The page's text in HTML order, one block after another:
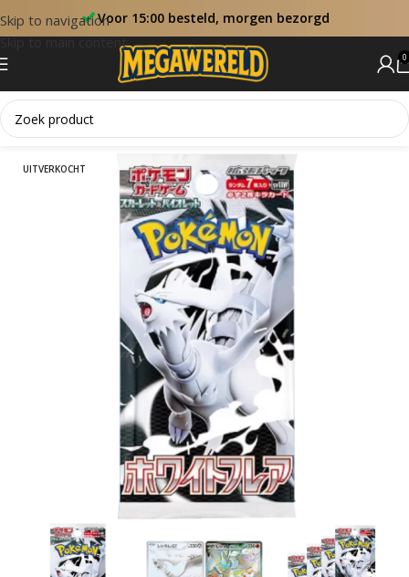
Skip to navigation
Skip to main content
Voor 15:00 besteld, morgen bezorgd
0
Home Booster Packs
UITVERKOCHT